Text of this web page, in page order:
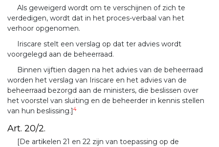
Als geweigerd wordt om te verschijnen of zich te
verdedigen, wordt dat in het proces-verbaal van het
verhoor opgenomen.
Iriscare stelt een verslag op dat ter advies wordt
voorgelegd aan de beheerraad.
Binnen vijftien dagen na het advies van de beheerraad
worden het verslag van Iriscare en het advies van de
beheerraad bezorgd aan de ministers, die beslissen over
het voorstel van sluiting en de beheerder in kennis stellen
van hun beslissing.]4
Art. 20/2.
[De artikelen 21 en 22 zijn van toepassing op de